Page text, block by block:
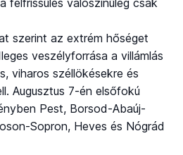
felfrissülés valószínűleg csak
szerint az extrém hőséget
veszélyforrása a villámlás
viharos széllökésekre és
Augusztus 7-én elsőfokú
Pest, Borsod-Abaúj-
Sopron, Heves és Nógrád